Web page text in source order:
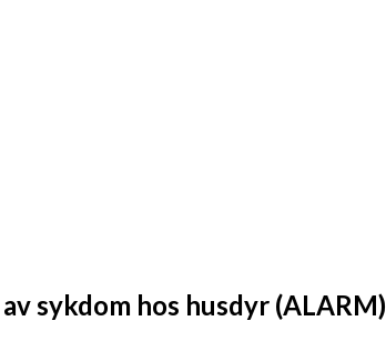
sykdom hos husdyr (ALARM)